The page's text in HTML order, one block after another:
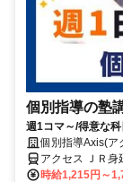
個別指導の塾
週1コマ～/得意な
個別指導Axis(
アクセス ＪＲ
時給1,215円～